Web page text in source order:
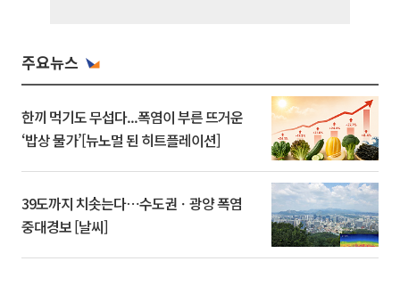
주요뉴스
한끼 먹기도 무섭다...폭염이 부른 뜨거운
‘밥상 물가’[뉴노멀 된 히트플레이션]
39도까지 치솟는다⋯수도권ㆍ광양 폭염
중대경보 [날씨]